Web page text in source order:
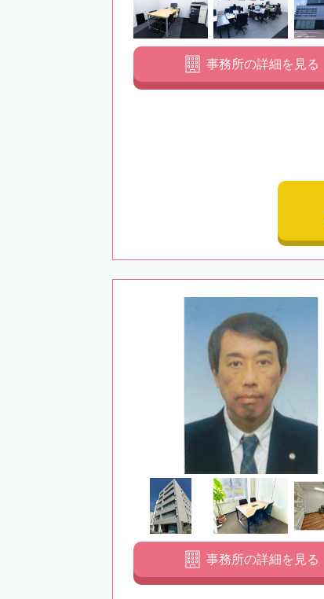
事務所の詳細を見る
事務所の詳細を見る